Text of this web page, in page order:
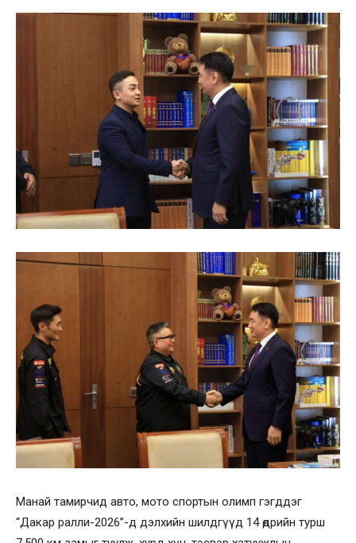
Манай тамирчид авто, мото спортын олимп гэгддэг
“Дакар ралли-2026”-д дэлхийн шилдгүүд 14 өдрийн турш